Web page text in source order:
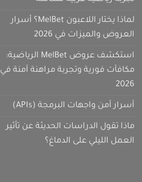
لماذا يختار اللاعبون MelBet؟ أسرار
العروض والميزات في 2026
استكشف عروض MelBet الرياضية:
مكافآت فورية وتجربة مراهنة آمنة في
2026
أسرار أمن واجهات البرمجة (APIs)
ماذا تقول الدراسات الحديثة عن تأثير
العمل الليلي على الدماغ؟